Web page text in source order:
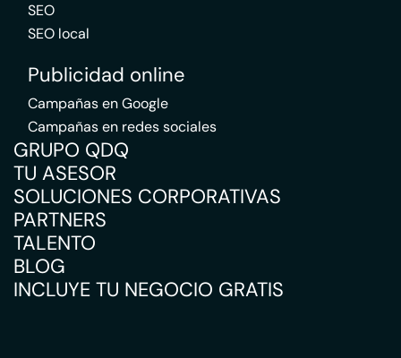
SEO
SEO local
Publicidad online
Campañas en Google
Campañas en redes sociales
GRUPO QDQ
TU ASESOR
SOLUCIONES CORPORATIVAS
PARTNERS
TALENTO
BLOG
INCLUYE TU NEGOCIO GRATIS